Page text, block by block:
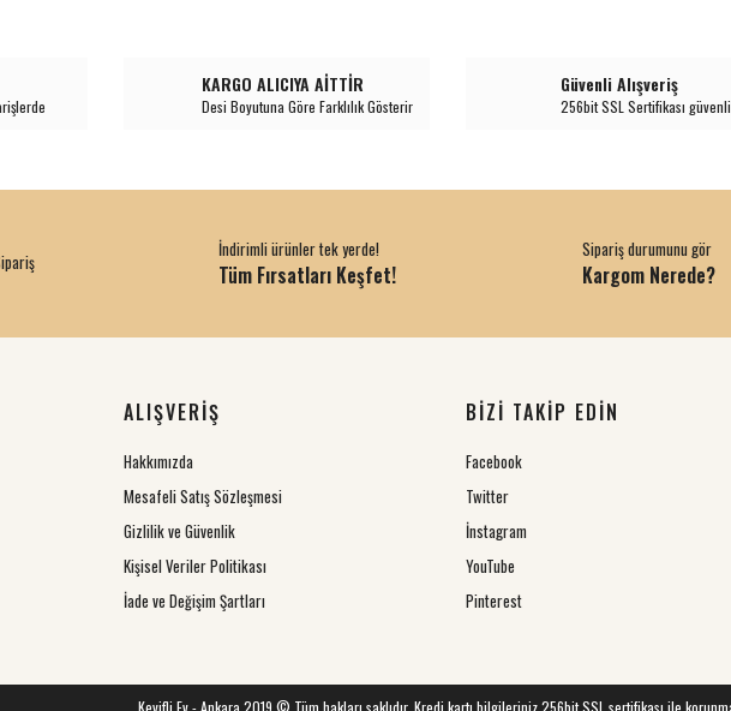
KARGO ALICIYA AİTTİR
Desi Boyutuna Göre Farklılık Gösterir
Güvenli Alışveriş
256bit SSL Sertifikası
İndirimli ürünler tek yerde!
Tüm Fırsatları Keşfet!
Sipariş durumunu gör
Kargom Nerede?
ALIŞVERİŞ
Hakkımızda
Mesafeli Satış Sözleşmesi
Gizlilik ve Güvenlik
Kişisel Veriler Politikası
İade ve Değişim Şartları
BİZİ TAKİP EDİN
Facebook
Twitter
İnstagram
YouTube
Pinterest
Keyifli Ev - Ankara 2019 © Tüm hakları saklıdır. Kredi kartı bilgileriniz 256bit SSL sertifikası ile